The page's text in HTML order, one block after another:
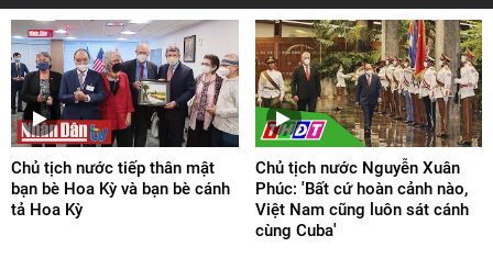
Chủ tịch nước tiếp thân mật
bạn bè Hoa Kỳ và bạn bè cánh
tả Hoa Kỳ
Chủ tịch nước Nguyễn Xuân
Phúc: 'Bất cứ hoàn cảnh nào,
Việt Nam cũng luôn sát cánh
cùng Cuba'